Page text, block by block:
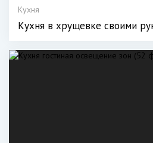
Кухня
Кухня в хрущевке своими